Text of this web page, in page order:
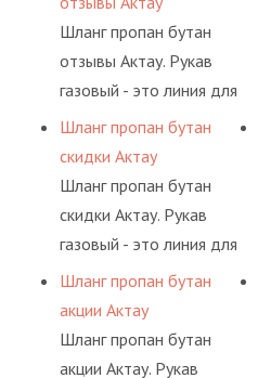
элементами системы.
сжиженного газа
(кислород, аргон, метан,
пропан, бутан,
определенными
элементами системы.
Шланг пропан бутан
отзывы Актау. Рукав
газовый - это линия для
подачи сжатого
воздуха и различных
типов сжиженного газа
(кислород, аргон, метан,
пропан, бутан,
определенными
элементами системы.
Шланг пропан бутан
скидки Актау
Шланг пропан бутан
скидки Актау. Рукав
газовый - это линия для
подачи сжатого
воздуха и различных
типов сжиженного газа
(кислород, аргон, метан,
Шланг пропан бутан
акции Актау
Шланг пропан бутан
акции Актау. Рукав